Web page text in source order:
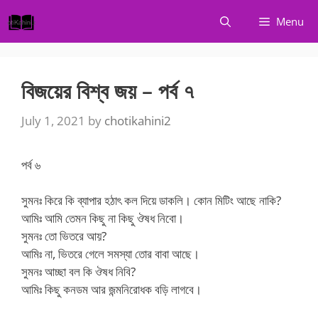
to
content
Menu
বিজয়ের বিশ্ব জয় – পর্ব ৭
July 1, 2021 by chotikahini2
পর্ব ৬
সুমনঃ কিরে কি ব্যাপার হঠাৎ কল দিয়ে ডাকলি। কোন মিটিং আছে নাকি?
আমিঃ আমি তেমন কিছু না কিছু ঔষধ নিবো।
সুমনঃ তো ভিতরে আয়?
আমিঃ না, ভিতরে গেলে সমস্যা তোর বাবা আছে।
সুমনঃ আচ্ছা বল কি ঔষধ নিবি?
আমিঃ কিছু কনডম আর জন্মনিরোধক বড়ি লাগবে।